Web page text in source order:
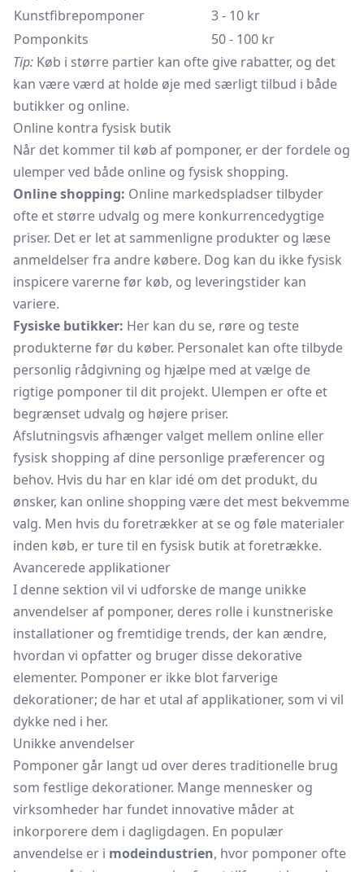
Kunstfibrepomponer
3 - 10 kr
Pomponkits
50 - 100 kr
Tip: Køb i større partier kan ofte give rabatter, og det
kan være værd at holde øje med særligt tilbud i både
butikker og online.
Online kontra fysisk butik
Når det kommer til køb af pomponer, er der fordele og
ulemper ved både online og fysisk shopping.
Online shopping: Online markedspladser tilbyder
ofte et større udvalg og mere konkurrencedygtige
priser. Det er let at sammenligne produkter og læse
anmeldelser fra andre købere. Dog kan du ikke fysisk
inspicere varerne før køb, og leveringstider kan
variere.
Fysiske butikker: Her kan du se, røre og teste
produkterne før du køber. Personalet kan ofte tilbyde
personlig rådgivning og hjælpe med at vælge de
rigtige pomponer til dit projekt. Ulempen er ofte et
begrænset udvalg og højere priser.
Afslutningsvis afhænger valget mellem online eller
fysisk shopping af dine personlige præferencer og
behov. Hvis du har en klar idé om det produkt, du
ønsker, kan online shopping være det mest bekvemme
valg. Men hvis du foretrækker at se og føle materialer
inden køb, er ture til en fysisk butik at foretrække.
Avancerede applikationer
I denne sektion vil vi udforske de mange unikke
anvendelser af pomponer, deres rolle i kunstneriske
installationer og fremtidige trends, der kan ændre,
hvordan vi opfatter og bruger disse dekorative
elementer. Pomponer er ikke blot farverige
dekorationer; de har et utal af applikationer, som vi vil
dykke ned i her.
Unikke anvendelser
Pomponer går langt ud over deres traditionelle brug
som festlige dekorationer. Mange mennesker og
virksomheder har fundet innovative måder at
inkorporere dem i dagligdagen. En populær
anvendelse er i modeindustrien, hvor pomponer ofte